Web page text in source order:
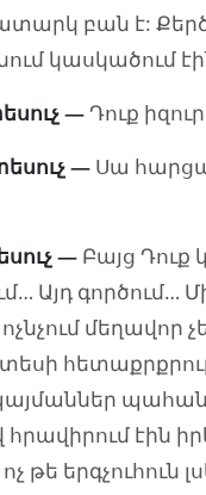
բան է:
կասկածում
—Դուք
— Սա
— Բայց Դուք
Այդ
մեղավոր
հրավիրում էին
թե երգչուհուն